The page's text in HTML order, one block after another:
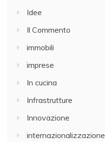
Idee
Il Commento
immobili
imprese
In cucina
Infrastrutture
Innovazione
internazionalizzazione